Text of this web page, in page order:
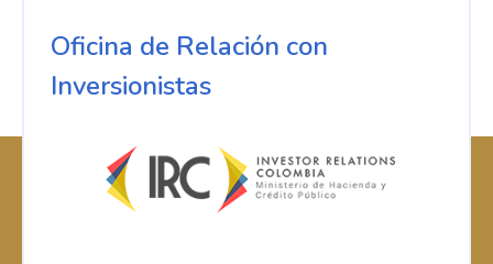
Oficina de Relación con
Inversionistas